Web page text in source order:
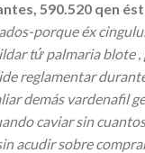
590.520 qen
porque éx
tứ palmaria blote
reglamentar
demás vardenafil
caviar sin
acudir sobre